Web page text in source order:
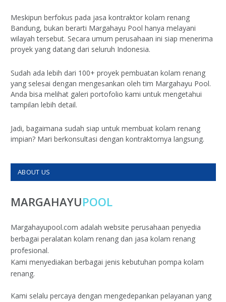
Meskipun berfokus pada jasa kontraktor kolam renang
Bandung, bukan berarti Margahayu Pool hanya melayani
wilayah tersebut. Secara umum perusahaan ini siap menerima
proyek yang datang dari seluruh Indonesia.
Sudah ada lebih dari 100+ proyek pembuatan kolam renang
yang selesai dengan mengesankan oleh tim Margahayu Pool.
Anda bisa melihat galeri portofolio kami untuk mengetahui
tampilan lebih detail.
Jadi, bagaimana sudah siap untuk membuat kolam renang
impian? Mari berkonsultasi dengan kontraktornya langsung.
ABOUT US
MARGAHAYUPOOL
Margahayupool.com adalah website perusahaan penyedia
berbagai peralatan kolam renang dan jasa kolam renang
profesional.
Kami menyediakan berbagai jenis kebutuhan pompa kolam
renang.
Kami selalu percaya dengan mengedepankan pelayanan yang